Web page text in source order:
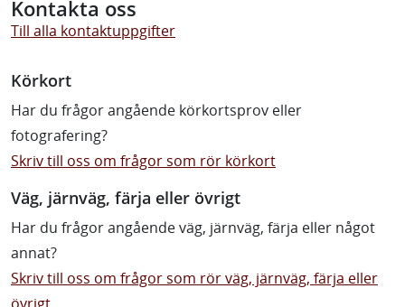
Kontakta oss
Till alla kontaktuppgifter
Körkort
Har du frågor angående körkortsprov eller
fotografering?
Skriv till oss om frågor som rör körkort
Väg, järnväg, färja eller övrigt
Har du frågor angående väg, järnväg, färja eller något
annat?
Skriv till oss om frågor som rör väg, järnväg, färja eller